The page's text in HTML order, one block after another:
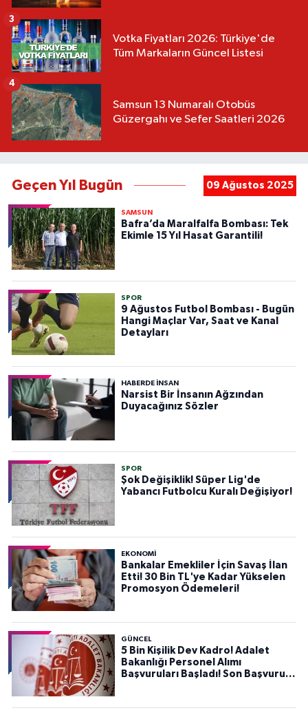
Votka Fiyatları 2026: Türkiye'de
Tüm Markaların Güncel Listesi
3
Samsun 13 Numaralı Otobüs
Güzergahı ve Sefer Saatleri 2026
4
Geçen Yıl Bugün 09 Ağustos 2025
SAMSUN
Bafra’da Maralfalfa Bombası: Tek
Ekimle 15 Yıl Hasat Garantili!
SPOR
9 Ağustos Futbol Bombası - Bugün
Hangi Maçlar Var, Saat ve Kanal
Detayları
HABERDE INSAN
Narsist Bir İnsanın Ağzından
Duyacağınız Sözler
SPOR
Şok Değişiklik! Süper Lig'de
Yabancı Futbolcu Kuralı Değişiyor!
EKONOMİ
Bankalar Emekliler İçin Savaş İlan
Etti! 30 Bin TL'ye Kadar Yükselen
Promosyon Ödemeleri!
GÜNCEL
5 Bin Kişilik Dev Kadro! Adalet
Bakanlığı Personel Alımı
Başvuruları Başladı! Son Başvuru